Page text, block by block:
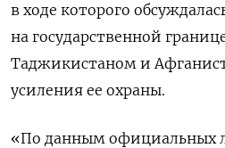
в ходе которого
на государственной
Таджикистаном и
усиления ее охраны.
«По данным официальных